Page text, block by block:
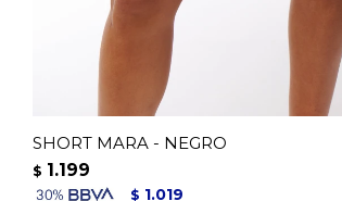
SHORT MARA - NEGRO
$ 1.199
$ 1.019